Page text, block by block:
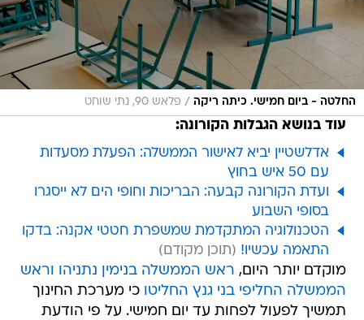
החלטה - ביום חמישי. כיתה ריקה / פלאש 90, נתי שוחט
עוד בנושא הגבלות הקורונה:
אדלשטיין יביא לאישור הממשלה: הפעלת מסעדות
עם 50 איש בחוץ
ועדת הקורונה קבעה: הבריכות וחופי הים לא ייסגרו
בסופי השבוע
הטכנולוגיה המתקדמת שמשפרת חטטי אקנה: בדקו
התאמה עכשיו!
מוקדם יותר היום, ראש הממשלה בנימין נתניהו וראש
הממשלה החליפי בני גנץ החליטו כי מערכת החינוך
תמשיך לפעול לפחות עד יום חמישי. על פי הודעת